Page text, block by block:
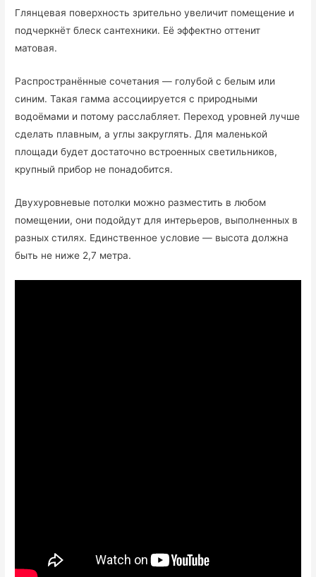
Глянцевая поверхность зрительно увеличит помещение и
подчеркнёт блеск сантехники. Её эффектно оттенит
матовая.
Распространённые сочетания — голубой с белым или
синим. Такая гамма ассоциируется с природными
водоёмами и потому расслабляет. Переход уровней лучше
сделать плавным, а углы закруглять. Для маленькой
площади будет достаточно встроенных светильников,
крупный прибор не понадобится.
Двухуровневые потолки можно разместить в любом
помещении, они подойдут для интерьеров, выполненных в
разных стилях. Единственное условие — высота должна
быть не ниже 2,7 метра.